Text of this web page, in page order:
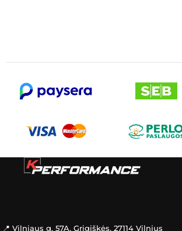
📍 Vilniaus g. 57A, Grigiškės, 27114 Vilnius